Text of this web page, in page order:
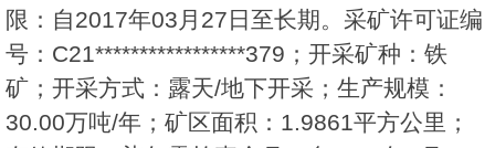
限：自2017年03月27日至长期。采矿许可证编
号：C21*****************379；开采矿种：铁
矿；开采方式：露天/地下开采；生产规模：
30.00万吨/年；矿区面积：1.9861平方公里；